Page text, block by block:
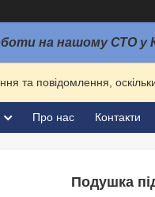
на нашому СТО у
та повідомлення,
Про нас Контакти
Подушка